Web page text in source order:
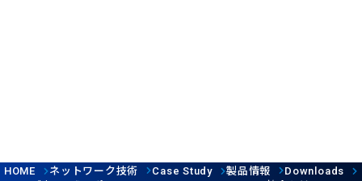
HOME ネットワーク技術 Case Study 製品情報 Downloads